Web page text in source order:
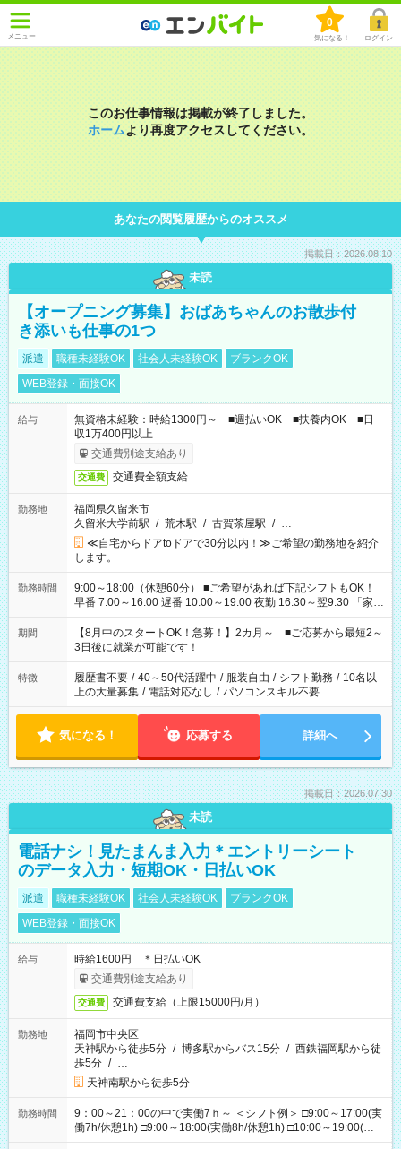
メニュー
0
気になる！ ログイン
このお仕事情報は掲載が終了しました。
ホームより再度アクセスしてください。
あなたの閲覧履歴からのオススメ
掲載日：2026.08.10
未読
【オープニング募集】おばあちゃんのお散歩付
き添いも仕事の1つ
派遣 職種未経験OK 社会人未経験OK
ブランクOK
WEB登録・面接OK
給与
無資格未経験：時給1300円～ ■週払いOK ■扶養内OK ■日
収1万400円以上
交通費別途支給あり
交通費 交通費全額支給
勤務地
福岡県久留米市
久留米大学前駅 / 荒木駅 / 古賀茶屋駅 / …
≪自宅からドアtoドアで30分以内！≫ご希望の勤務地を紹介
します。
勤務時間
9:00～18:00（休憩60分） ■ご希望があれば下記シフトもOK！
早番 7:00～16:00 遅番 10:00～19:00 夜勤 16:30～翌9:30 「家族
と休みを合わせたい」 「余裕を持って夕飯の準備がしたい」
「できれば残業はしたくない」 など、ご希望を教えてください
ね。 ※Wワーク希望の方へ 今ご覧のお仕事で希望する勤務時間
と、もう1つのお仕事の勤務時間。 合計で週40時間を超える場
合は応募できません。
期間
【8月中のスタートOK！急募！】2カ月～ ■ご応募から最短2～
3日後に就業が可能です！
特徴 履歴書不要 / 40～50代活躍中 / 服装自由 / シフト勤務 / 10名以
上の大量募集 / 電話対応なし / パソコンスキル不要
気になる！ 応募する 詳細へ
掲載日：2026.07.30
未読
電話ナシ！見たまんま入力＊エントリーシート
のデータ入力・短期OK・日払いOK
派遣 職種未経験OK 社会人未経験OK
ブランクOK
WEB登録・面接OK
給与
時給1600円 ＊日払いOK
交通費別途支給あり
交通費 交通費支給（上限15000円/月）
勤務地
福岡市中央区
天神駅から徒歩5分 / 博多駅からバス15分 / 西鉄福岡駅から徒
歩5分 / …
天神南駅から徒歩5分
勤務時間
9：00～21：00の中で実働7ｈ～ ＜シフト例＞ □9:00～17:00(実
働7h/休憩1h) □9:00～18:00(実働8h/休憩1h) □10:00～19:00(実
働8h/休憩1h) □11:00～20:00(実働8h/休憩1h) □12:00～20:00(実